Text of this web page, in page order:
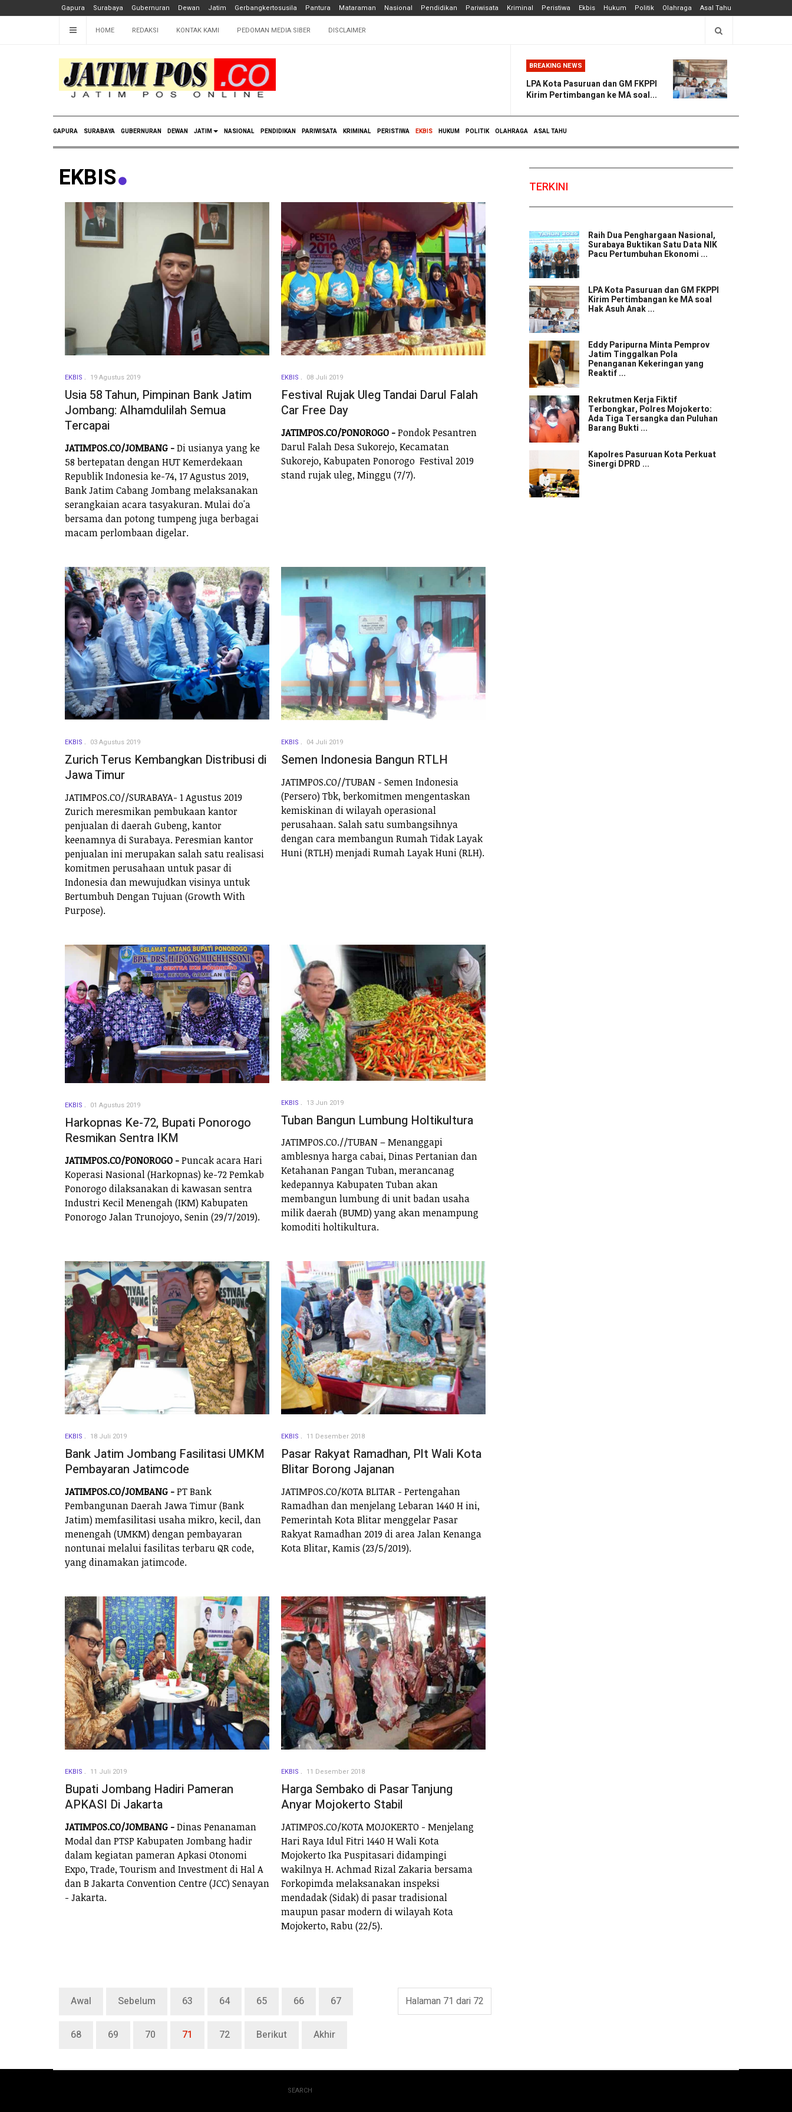
Gapura Surabaya Gubernuran Dewan Jatim Gerbangkertosusila Pantura Mataraman Nasional Pendidikan Pariwisata Kriminal Peristiwa Ekbis Hukum Politik Olahraga Asal Tahu
HOME REDAKSI KONTAK KAMI PEDOMAN MEDIA SIBER DISCLAIMER
BREAKING NEWS
LPA Kota Pasuruan dan GM FKPPI
Kirim Pertimbangan ke MA soal...
GAPURA SURABAYA GUBERNURAN DEWAN JATIM NASIONAL PENDIDIKAN PARIWISATA KRIMINAL PERISTIWA EKBIS HUKUM POLITIK OLAHRAGA ASAL TAHU
EKBIS
EKBIS 19 Agustus 2019
Usia 58 Tahun, Pimpinan Bank Jatim
Jombang: Alhamdulilah Semua
Tercapai
JATIMPOS.CO/JOMBANG -Di usianya yang ke
58 bertepatan dengan HUT Kemerdekaan
Republik Indonesia ke-74, 17 Agustus 2019,
Bank Jatim Cabang Jombang melaksanakan
serangkaian acara tasyakuran. Mulai do'a
bersama dan potong tumpeng juga berbagai
macam perlombaan digelar.
EKBIS 08 Juli 2019
Festival Rujak Uleg Tandai Darul Falah
Car Free Day
JATIMPOS.CO/PONOROGO -Pondok Pesantren
Darul Falah Desa Sukorejo, Kecamatan
Sukorejo, Kabupaten Ponorogo Festival 2019
stand rujak uleg, Minggu (7/7).
EKBIS 03 Agustus 2019
Zurich Terus Kembangkan Distribusi di
Jawa Timur
JATIMPOS.CO//SURABAYA- 1 Agustus 2019
Zurich meresmikan pembukaan kantor
penjualan di daerah Gubeng, kantor
keenamnya di Surabaya. Peresmian kantor
penjualan ini merupakan salah satu realisasi
komitmen perusahaan untuk pasar di
Indonesia dan mewujudkan visinya untuk
Bertumbuh Dengan Tujuan (Growth With
Purpose).
EKBIS 04 Juli 2019
Semen Indonesia Bangun RTLH
JATIMPOS.CO//TUBAN - Semen Indonesia
(Persero) Tbk, berkomitmen mengentaskan
kemiskinan di wilayah operasional
perusahaan. Salah satu sumbangsihnya
dengan cara membangun Rumah Tidak Layak
Huni (RTLH) menjadi Rumah Layak Huni (RLH).
EKBIS 01 Agustus 2019
Harkopnas Ke-72, Bupati Ponorogo
Resmikan Sentra IKM
JATIMPOS.CO/PONOROGO -Puncak acara Hari
Koperasi Nasional (Harkopnas) ke-72 Pemkab
Ponorogo dilaksanakan di kawasan sentra
Industri Kecil Menengah (IKM) Kabupaten
Ponorogo Jalan Trunojoyo, Senin (29/7/2019).
EKBIS 13 Jun 2019
Tuban Bangun Lumbung Holtikultura
JATIMPOS.CO.//TUBAN – Menanggapi
amblesnya harga cabai, Dinas Pertanian dan
Ketahanan Pangan Tuban, merancanag
kedepannya Kabupaten Tuban akan
membangun lumbung di unit badan usaha
milik daerah (BUMD) yang akan menampung
komoditi holtikultura.
EKBIS 18 Juli 2019
Bank Jatim Jombang Fasilitasi UMKM
Pembayaran Jatimcode
JATIMPOS.CO/JOMBANG -PT Bank
Pembangunan Daerah Jawa Timur (Bank
Jatim) memfasilitasi usaha mikro, kecil, dan
menengah (UMKM) dengan pembayaran
nontunai melalui fasilitas terbaru QR code,
yang dinamakan jatimcode.
EKBIS 11 Desember 2018
Pasar Rakyat Ramadhan, Plt Wali Kota
Blitar Borong Jajanan
JATIMPOS.CO/KOTA BLITAR - Pertengahan
Ramadhan dan menjelang Lebaran 1440 H ini,
Pemerintah Kota Blitar menggelar Pasar
Rakyat Ramadhan 2019 di area Jalan Kenanga
Kota Blitar, Kamis (23/5/2019).
EKBIS 11 Juli 2019
Bupati Jombang Hadiri Pameran
APKASI Di Jakarta
JATIMPOS.CO/JOMBANG -Dinas Penanaman
Modal dan PTSP Kabupaten Jombang hadir
dalam kegiatan pameran Apkasi Otonomi
Expo, Trade, Tourism and Investment di Hal A
dan B Jakarta Convention Centre (JCC) Senayan
- Jakarta.
EKBIS 11 Desember 2018
Harga Sembako di Pasar Tanjung
Anyar Mojokerto Stabil
JATIMPOS.CO/KOTA MOJOKERTO - Menjelang
Hari Raya Idul Fitri 1440 H Wali Kota
Mojokerto Ika Puspitasari didampingi
wakilnya H. Achmad Rizal Zakaria bersama
Forkopimda melaksanakan inspeksi
mendadak (Sidak) di pasar tradisional
maupun pasar modern di wilayah Kota
Mojokerto, Rabu (22/5).
Halaman 71 dari 72
Awal Sebelum 63 64 65 66 67
68 69 70 71 72 Berikut Akhir
TERKINI
Raih Dua Penghargaan Nasional,
Surabaya Buktikan Satu Data NIK
Pacu Pertumbuhan Ekonomi ...
LPA Kota Pasuruan dan GM FKPPI
Kirim Pertimbangan ke MA soal
Hak Asuh Anak ...
Eddy Paripurna Minta Pemprov
Jatim Tinggalkan Pola
Penanganan Kekeringan yang
Reaktif ...
Rekrutmen Kerja Fiktif
Terbongkar, Polres Mojokerto:
Ada Tiga Tersangka dan Puluhan
Barang Bukti ...
Kapolres Pasuruan Kota Perkuat
Sinergi DPRD ...
SEARCH